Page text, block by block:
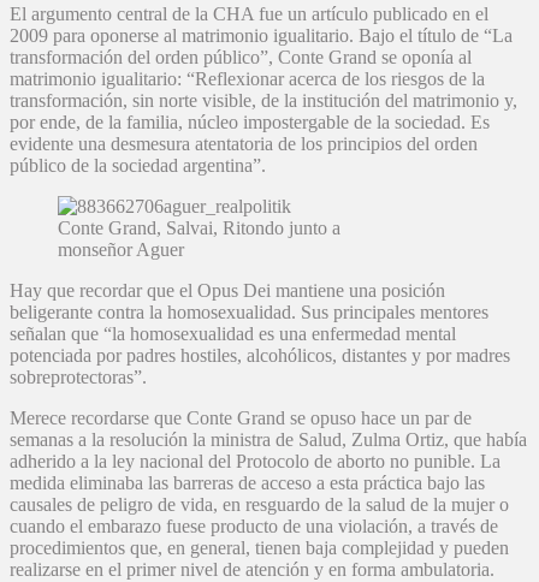
El argumento central de la CHA fue un artículo publicado en el
2009 para oponerse al matrimonio igualitario. Bajo el título de “La
transformación del orden público”, Conte Grand se oponía al
matrimonio igualitario: “Reflexionar acerca de los riesgos de la
transformación, sin norte visible, de la institución del matrimonio y,
por ende, de la familia, núcleo impostergable de la sociedad. Es
evidente una desmesura atentatoria de los principios del orden
público de la sociedad argentina”.
Conte Grand, Salvai, Ritondo junto a
monseñor Aguer
Hay que recordar que el Opus Dei mantiene una posición
beligerante contra la homosexualidad. Sus principales mentores
señalan que “la homosexualidad es una enfermedad mental
potenciada por padres hostiles, alcohólicos, distantes y por madres
sobreprotectoras”.
Merece recordarse que Conte Grand se opuso hace un par de
semanas a la resolución la ministra de Salud, Zulma Ortiz, que había
adherido a la ley nacional del Protocolo de aborto no punible. La
medida eliminaba las barreras de acceso a esta práctica bajo las
causales de peligro de vida, en resguardo de la salud de la mujer o
cuando el embarazo fuese producto de una violación, a través de
procedimientos que, en general, tienen baja complejidad y pueden
realizarse en el primer nivel de atención y en forma ambulatoria.